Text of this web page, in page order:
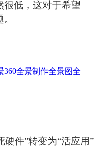
很低，这对于希望
360全景制作全景图全
件”转变为“活应用”